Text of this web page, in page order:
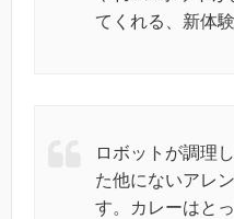
てくれる、新体
ロボットが調理
た他にないアレ
す。カレーはと